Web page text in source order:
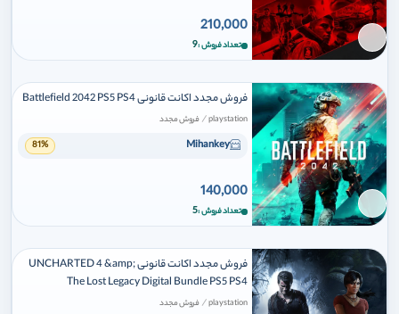
برای افزودن وارد شوید
210,000
تعداد فروش 9
برای افزودن وارد شوید
فروش مجدد اکانت قانونی Battlefield 2042 PS5 PS4
playstation
/ فروش مجدد
Mihankey
81%
140,000
تعداد فروش 5
فروش مجدد اکانت قانونی UNCHARTED 4 &amp;
The Lost Legacy Digital Bundle PS5 PS4
playstation
/ فروش مجدد